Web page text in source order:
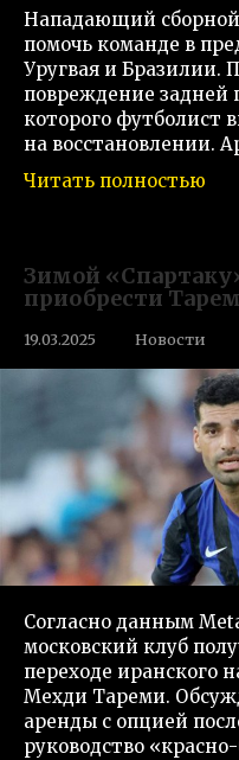
Нападающий
помочь команде в
Уругвая и Бразилии.
повреждение задней
которого футболист
на восстановлении.
Читать полностью
Зимой
приобрести
19.03.2025 Новости
Согласно данным
московский клуб
переходе иранского
Мехди Тареми.
аренды с опцией
руководство